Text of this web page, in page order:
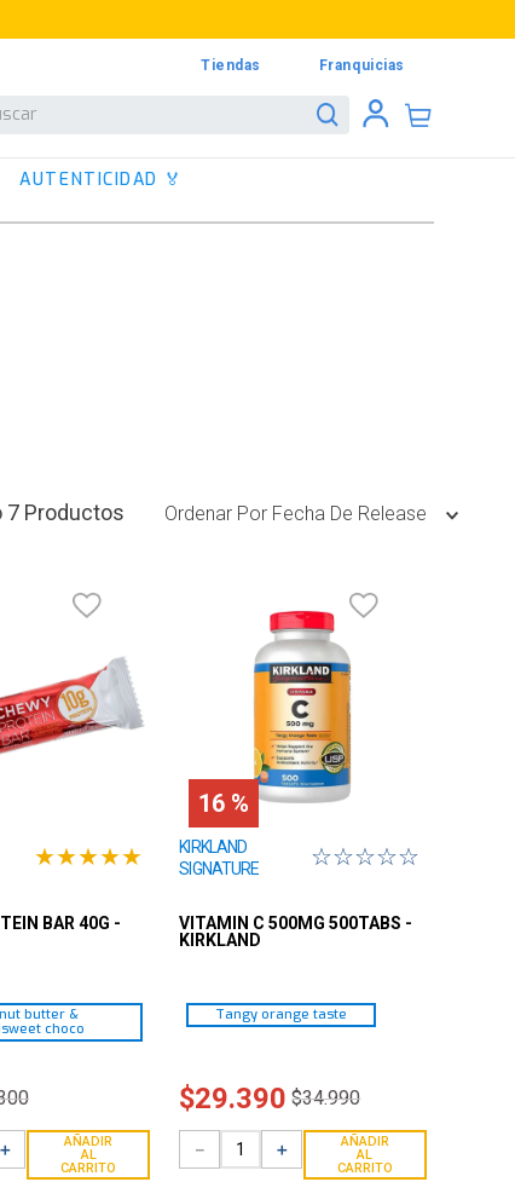
Tiendas Franquicias
AUTENTICIDAD 🏅
7 Productos Ordenar Por Fecha De Release
★★★★★
BAR 40G -
butter &
choco
＋
AÑADIR
AL
CARRITO
16 %
KIRKLAND
SIGNATURE
☆☆☆☆☆
VITAMIN C 500MG 500TABS -
KIRKLAND
Tangy orange taste
$29.390 $34.990
＋
－
AÑADIR
AL
CARRITO